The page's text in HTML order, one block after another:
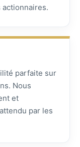
actionnaires.
parfaite sur
Nous
et
par les